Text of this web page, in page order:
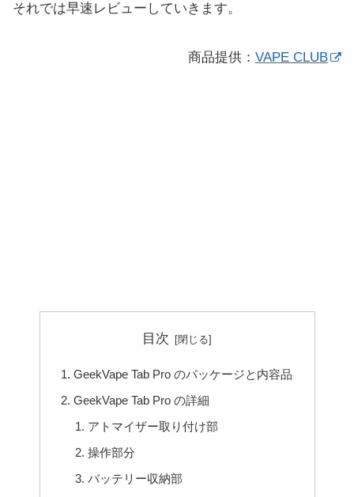
それでは早速レビューしていきます。
商品提供： VAPE CLUB
目次
GeekVape Tab Pro のパッケージと内容品
GeekVape Tab Pro の詳細
アトマイザー取り付け部
操作部分
バッテリー収納部